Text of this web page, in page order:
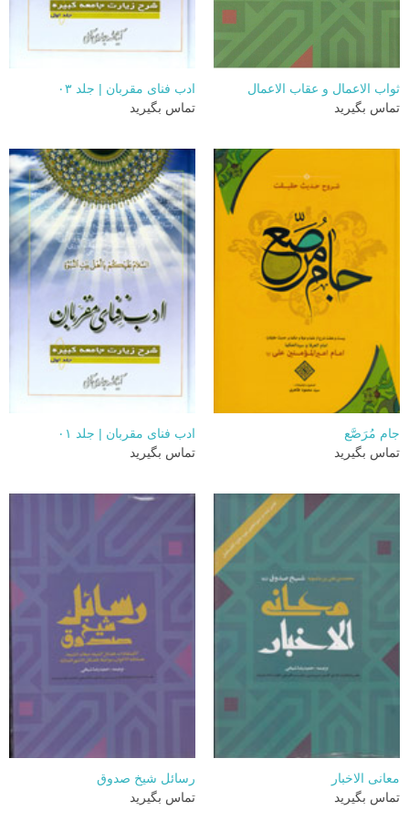
ثواب الاعمال و عقاب الاعمال
تماس بگیرید
ادب فنای مقربان | جلد ۰۳
تماس بگیرید
جام مُرَصَّع
تماس بگیرید
ادب فنای مقربان | جلد ۰۱
تماس بگیرید
معانی الاخبار
تماس بگیرید
رسائل شیخ صدوق
تماس بگیرید